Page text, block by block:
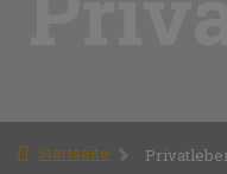
Startseite